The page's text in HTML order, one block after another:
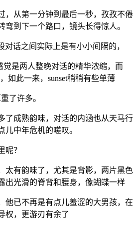
从第一分钟到最后一秒，孜孜不倦
弯到下一个路口，镜头长得惊人。
话之间实际上是有小小间隔的，
是两人整晚对话的精华浓缩，而
如此一来，sunset稍稍有些单薄
了许多。
成熟韵味，对话的内涵也从天马行
儿中年危机的嗟叹。
？
有韵味了，尤其是背影，两片黑色
出光滑的脊背和腰身，像蝴蝶一样
已不再是有点儿羞涩的大男孩，在
权，更游刃有余了